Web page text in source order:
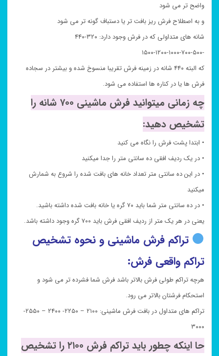
واضح تر می شود
و به اصطلاح فرش ریز بافت تر یا دستباف گونه تر می شود
شانه های متداولی که در فرش وجود دارد: ۳۲۰-۴۴۰
-۵۰۰-۷۰۰-۱۰۰۰-۱۲۰۰-۱۵۰۰
که البته ۴۴۰ شانه در زمینه فرش تقریبا منسوخ شده و بیشتر در سجاده
فرش ها یا در کناره ها استفاده می شود.
چه زمانی میتوانید فرش ماشینی ۷۰۰ شانه را
تشخیص دهید:
• ابتدا پشت فرش را نگاه می کنید
• در یک ردیف افقی ده سانتی متر را جدا میکنید
• در این ده سانتی متر تعداد خانه های بافت شده را شروع به شمارش
میکنید
• در ده سانتی متر شما باید ۷۰ گره یا خانه بافت شده داشته باشید.
یعنی در هر یک متر از ردیف افقی فرش باید ۷۰۰ گره وجود داشته باشد.
تراکم فرش ماشینی و نحوه تشخیص
تراکم واقعی فرش:
هرچه تراکم طولی فرش بالاتر باشد فرش شما فشرده تر می شود و
استحکام فرشتان بالاتر می رود.
تراکم های متداول در بافت فرش ماشینی: ۲۱۰۰ – ۲۲۵۰- ۲۴۰۰ – ۲۵۵۰-
۳۰۰۰
حا اینکه چطور باید تراکم فرش ۲۱۰۰ را تشخیص